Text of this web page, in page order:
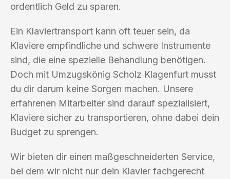
ordentlich Geld zu sparen.
Ein Klaviertransport kann oft teuer sein, da
Klaviere empfindliche und schwere Instrumente
sind, die eine spezielle Behandlung benötigen.
Doch mit Umzugskönig Scholz Klagenfurt musst
du dir darum keine Sorgen machen. Unsere
erfahrenen Mitarbeiter sind darauf spezialisiert,
Klaviere sicher zu transportieren, ohne dabei dein
Budget zu sprengen.
Wir bieten dir einen maßgeschneiderten Service,
bei dem wir nicht nur dein Klavier fachgerecht